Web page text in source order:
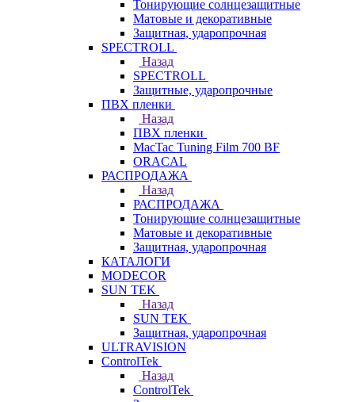
Тонирующие солнцезащитные
Матовые и декоративные
Защитная, ударопрочная
SPECTROLL
Назад
SPECTROLL
Защитные, ударопрочные
ПВХ пленки
Назад
ПВХ пленки
MacTac Tuning Film 700 BF
ORACAL
РАСПРОДАЖА
Назад
РАСПРОДАЖА
Тонирующие солнцезащитные
Матовые и декоративные
Защитная, ударопрочная
КАТАЛОГИ
MODECOR
SUN TEK
Назад
SUN TEK
Защитная, ударопрочная
ULTRAVISION
ControlTek
Назад
ControlTek